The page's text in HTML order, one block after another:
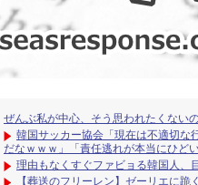
ぜんぶ私が中心、そう思われたくない
韓国サッカー協会「現在は不適切
だなｗｗｗ」「責任逃れが本当にひどい
理由もなくすぐファビョる韓国人、
【葬送のフリーレン】ゼーリエに跪